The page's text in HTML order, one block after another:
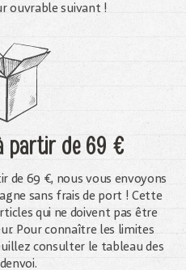
ouvrable suivant !
partir de 69 €
de 69 €, nous vous envoyons
sans frais de port ! Cette
qui ne doivent pas être
Pour connaître les limites
consulter le tableau des